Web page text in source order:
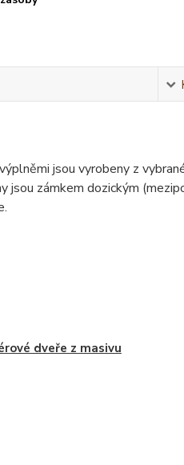
jsou vyrobeny z
jsou zámkem dozickým
dveře z masivu